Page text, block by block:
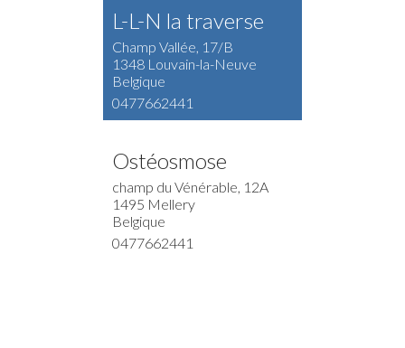
L-L-N la traverse
Champ Vallée, 17/B
1348 Louvain-la-Neuve
Belgique
0477662441
Ostéosmose
champ du Vénérable, 12A
1495 Mellery
Belgique
0477662441